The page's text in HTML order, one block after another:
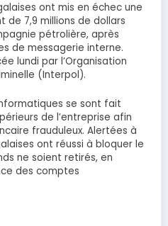
ont mis en échec une
7,9 millions de dollars
pétrolière, après
de messagerie interne.
lundi par l’Organisation
(Interpol).
se sont fait
de l’entreprise afin
frauduleux. Alertées à
ont réussi à bloquer le
ne soient retirés, en
des comptes